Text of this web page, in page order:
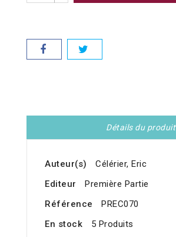
Détails du produit
Auteur(s)
Célérier, Eric
Editeur
Première Partie
Référence
PREC070
En stock
5 Produits